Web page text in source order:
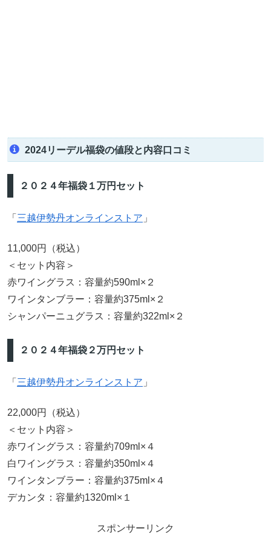
2024リーデル福袋の値段と内容口コミ
２０２４年福袋１万円セット
「 三越伊勢丹オンラインストア 」
11,000円（税込）
＜セット内容＞
赤ワイングラス：容量約590ml×２
ワインタンブラー：容量約375ml×２
シャンパーニュグラス：容量約322ml×２
２０２４年福袋２万円セット
「 三越伊勢丹オンラインストア 」
22,000円（税込）
＜セット内容＞
赤ワイングラス：容量約709ml×４
白ワイングラス：容量約350ml×４
ワインタンブラー：容量約375ml×４
デカンタ：容量約1320ml×１
スポンサーリンク